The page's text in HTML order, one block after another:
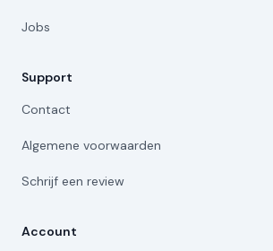
Jobs
Support
Contact
Algemene voorwaarden
Schrijf een review
Account